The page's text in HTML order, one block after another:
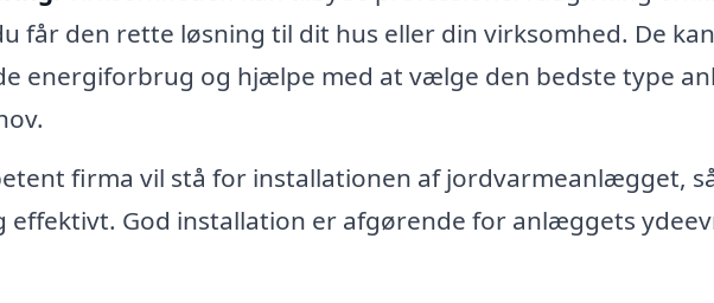
får den rette løsning til dit hus eller din virksomhed. De kan
energiforbrug og hjælpe med at vælge den bedste type
firma vil stå for installationen af jordvarmeanlægget,
God installation er afgørende for anlæggets